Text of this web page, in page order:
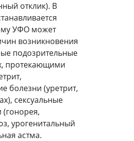
отклик). В
УФО может
возникновения
подозрительные
протекающими
болезни (уретрит,
сексуальные
(гонорея,
урогенитальный
астма.